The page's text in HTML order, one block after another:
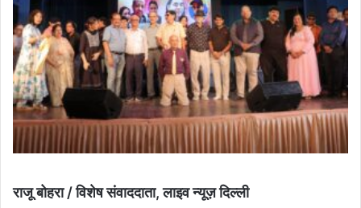
राजू बोहरा / विशेष संवाददाता, लाइव न्यूज़ दिल्ली